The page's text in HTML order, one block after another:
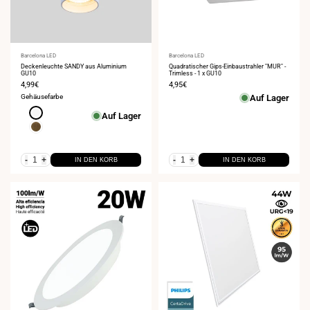
Anbieter:
Barcelona LED
Deckenleuchte SANDY aus Aluminium
GU10
Verkaufspreis
4,99€
Gehäusefarbe
Weiß
Messing
Auf Lager
- + IN DEN KORB
Anbieter:
Barcelona LED
Quadratischer Gips-Einbaustrahler "MUR" -
Trimless - 1 x GU10
Verkaufspreis
4,95€
Auf Lager
- + IN DEN KORB